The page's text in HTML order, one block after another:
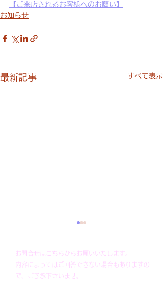
【ご来店されるお客様へのお願い】
お知らせ
最新記事 すべて表示
謹賀新年
お問合せはこちらからお願いいたします。
内容によってはご回答できない場合もありますの
で、ご了承下さいませ。